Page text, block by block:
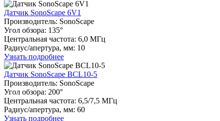
Датчик SonoScape 6V1
Производитель: SonoScape
Угол обзора: 135°
Центральная частота: 6,0 МГц
Радиуc/апертура, мм: 10
Узнать подробнее
Датчик SonoScape BCL10-5
Производитель: SonoScape
Угол обзора: 200°
Центральная частота: 6,5/7,5 МГц
Радиуc/апертура, мм: 60
Узнать подробнее